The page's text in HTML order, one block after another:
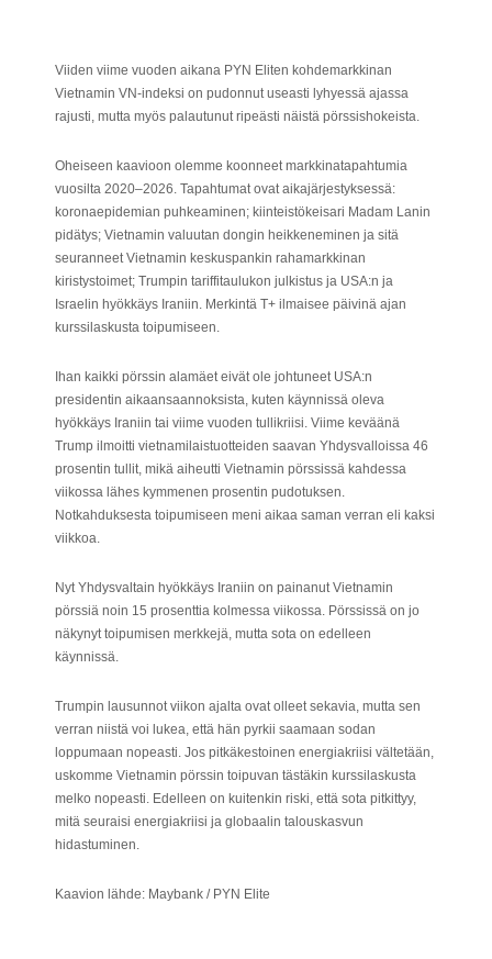
Viiden viime vuoden aikana PYN Eliten kohdemarkkinan
Vietnamin VN-indeksi on pudonnut useasti lyhyessä ajassa
rajusti, mutta myös palautunut ripeästi näistä pörssishokeista.
Oheiseen kaavioon olemme koonneet markkinatapahtumia
vuosilta 2020–2026. Tapahtumat ovat aikajärjestyksessä:
koronaepidemian puhkeaminen; kiinteistökeisari Madam Lanin
pidätys; Vietnamin valuutan dongin heikkeneminen ja sitä
seuranneet Vietnamin keskuspankin rahamarkkinan
kiristystoimet; Trumpin tariffitaulukon julkistus ja USA:n ja
Israelin hyökkäys Iraniin. Merkintä T+ ilmaisee päivinä ajan
kurssilaskusta toipumiseen.
Ihan kaikki pörssin alamäet eivät ole johtuneet USA:n
presidentin aikaansaannoksista, kuten käynnissä oleva
hyökkäys Iraniin tai viime vuoden tullikriisi. Viime keväänä
Trump ilmoitti vietnamilaistuotteiden saavan Yhdysvalloissa 46
prosentin tullit, mikä aiheutti Vietnamin pörssissä kahdessa
viikossa lähes kymmenen prosentin pudotuksen.
Notkahduksesta toipumiseen meni aikaa saman verran eli kaksi
viikkoa.
Nyt Yhdysvaltain hyökkäys Iraniin on painanut Vietnamin
pörssiä noin 15 prosenttia kolmessa viikossa. Pörssissä on jo
näkynyt toipumisen merkkejä, mutta sota on edelleen
käynnissä.
Trumpin lausunnot viikon ajalta ovat olleet sekavia, mutta sen
verran niistä voi lukea, että hän pyrkii saamaan sodan
loppumaan nopeasti. Jos pitkäkestoinen energiakriisi vältetään,
uskomme Vietnamin pörssin toipuvan tästäkin kurssilaskusta
melko nopeasti. Edelleen on kuitenkin riski, että sota pitkittyy,
mitä seuraisi energiakriisi ja globaalin talouskasvun
hidastuminen.
Kaavion lähde: Maybank / PYN Elite